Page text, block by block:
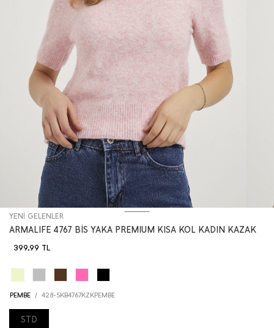
YENİ GELENLER
ARMALIFE 4767 BİS YAKA PREMIUM KISA KOL KADIN KAZAK
399,99 TL
STD
PEMBE / 428-5KB4767KZKPEMBE